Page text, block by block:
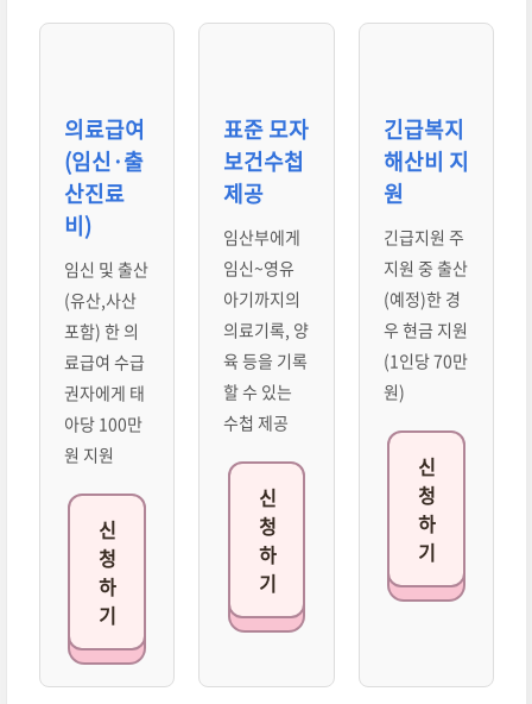
의료급여
(임신·출
산진료
비)
임신 및 출산
(유산,사산
포함) 한 의
료급여 수급
권자에게 태
아당 100만
원 지원
신
청
하
기
표준 모자
보건수첩
제공
임산부에게
임신~영유
아기까지의
의료기록, 양
육 등을 기록
할 수 있는
수첩 제공
신
청
하
기
긴급복지
해산비 지
원
긴급지원 주
지원 중 출산
(예정)한 경
우 현금 지원
(1인당 70만
원)
신
청
하
기